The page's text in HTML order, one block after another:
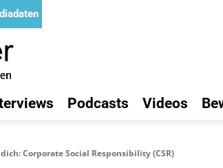
Podcasts Videos
Corporate Social Responsibility (CSR)